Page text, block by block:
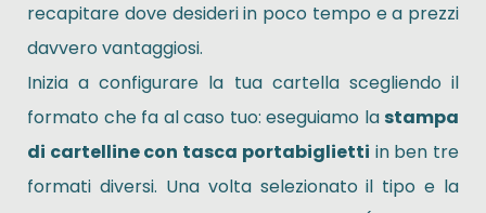
recapitare dove desideri in poco tempo e a prezzi
davvero vantaggiosi.
Inizia a configurare la tua cartella scegliendo il
formato che fa al caso tuo: eseguiamo lastampa
di cartelline con tasca portabiglietti in ben tre
formati diversi. Una volta selezionato il tipo e la